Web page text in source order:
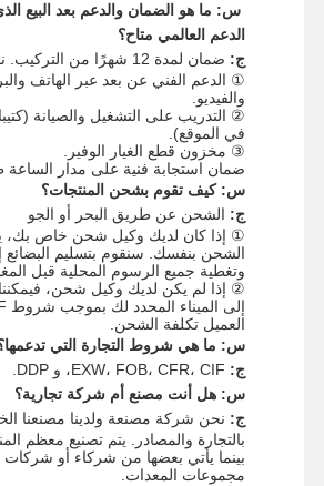
س: ما هو الضمان والدعم بعد البيع
الدعم العالمي متاح؟
ج: ضمان لمدة 12 شهرًا من التركيب. نحن نقدم:
① الدعم الفني عن بعد عبر الهاتف
والفيديو.
② التدريب على التشغيل والصيانة
في الموقع).
③ مخزون قطع الغيار الوفير.
ضمان استجابة فنية على مدار الساعة
س: كيف تقوم بشحن المنتجات؟
ج: الشحن عن طريق البحر أو الجو
① إذا كان لديك وكيل شحن خاص بك،
الشحن بنفسك. سنقوم بتسليم البضائع
وتغطية جميع الرسوم المحلية قبل
② إذا لم يكن لديك وكيل شحن،
العميل تكلفة الشحن.
س: ما هي شروط التجارة التي
ج:
س: هل أنت مصنع أم شركة تجارية؟
ج: نحن شركة مصنعة ولدينا مصنعنا
بالتجارة والمصادر. يتم تصنيع معظم
بينما يأتي بعضها من شركاء أو شركات
مجموعات المعدات.